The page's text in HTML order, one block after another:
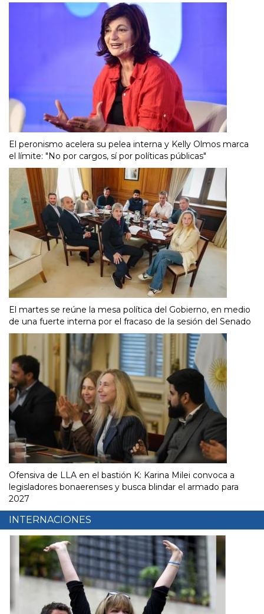
El peronismo acelera su pelea interna y Kelly Olmos marca
el límite: "No por cargos, sí por políticas públicas"
El martes se reúne la mesa política del Gobierno, en medio
de una fuerte interna por el fracaso de la sesión del Senado
Ofensiva de LLA en el bastión K: Karina Milei convoca a
legisladores bonaerenses y busca blindar el armado para
2027
INTERNACIONES